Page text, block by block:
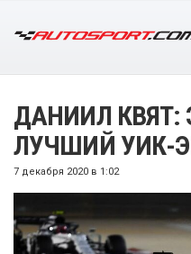
ДАНИИЛ КВЯТ:
ЛУЧШИЙ УИК-
7 декабря 2020 в 1:02